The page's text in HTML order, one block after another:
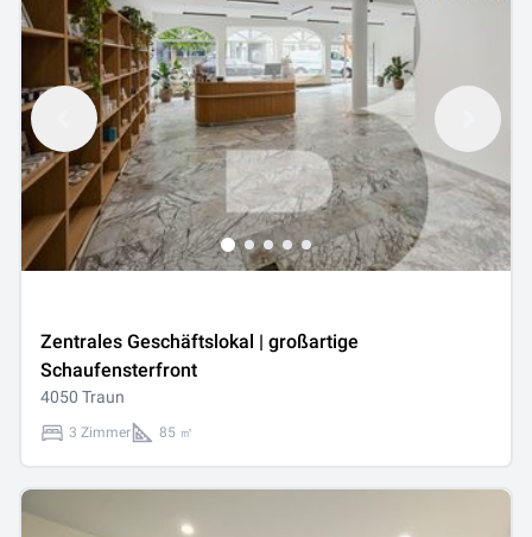
Zentrales Geschäftslokal | großartige
Schaufensterfront
4050 Traun
3 Zimmer 85 ㎡